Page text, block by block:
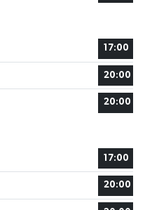
17:00
20:00
20:00
17:00
20:00